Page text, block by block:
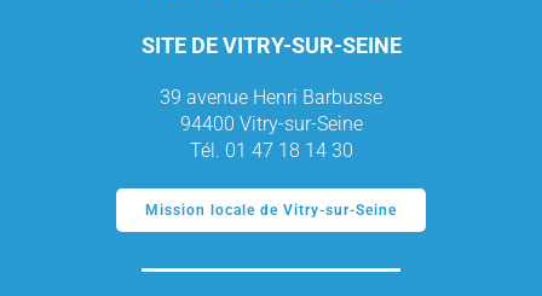
SITE DE VITRY-SUR-SEINE
39 avenue Henri Barbusse
94400 Vitry-sur-Seine
Tél. 01 47 18 14 30
Mission locale de Vitry-sur-Seine